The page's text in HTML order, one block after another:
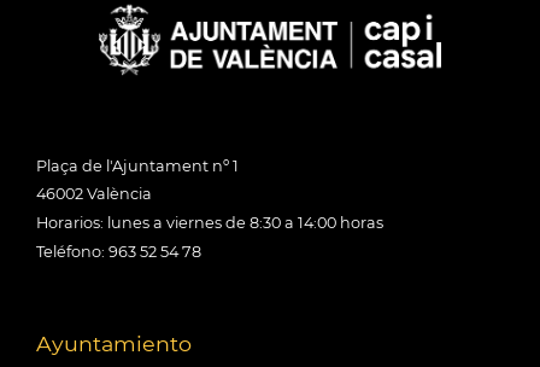
Plaça de l'Ajuntament nº 1
46002 València
Horarios: lunes a viernes de 8:30 a 14:00 horas
Teléfono: 963 52 54 78
Ayuntamiento